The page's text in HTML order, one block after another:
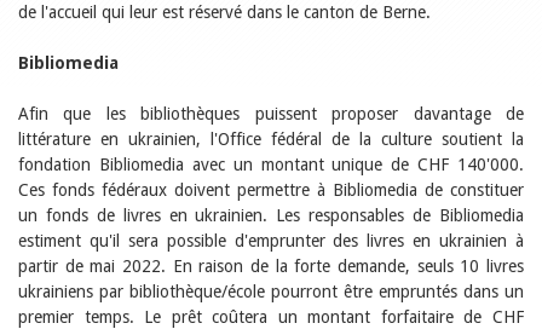
Bibliosuisse
Subventions extraordinaires
Encouragement des
bibliothèques
Bibliomedia
Tous les tags
Auteurs
Julie Greub
Sibylle Birrer
Javier Lopez
Andrea Grichting
de l'accueil qui leur est réservé dans le canton de Berne.
Bibliomedia
Afin que les bibliothèques puissent proposer davantage de
littérature en ukrainien, l'Office fédéral de la culture soutient la
fondation Bibliomedia avec un montant unique de CHF 140'000.
Ces fonds fédéraux doivent permettre à Bibliomedia de constituer
un fonds de livres en ukrainien. Les responsables de Bibliomedia
estiment qu'il sera possible d'emprunter des livres en ukrainien à
partir de mai 2022. En raison de la forte demande, seuls 10 livres
ukrainiens par bibliothèque/école pourront être empruntés dans un
premier temps. Le prêt coûtera un montant forfaitaire de CHF